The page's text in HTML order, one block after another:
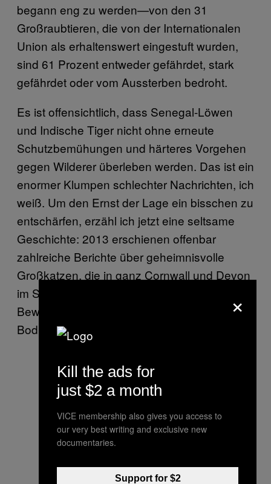
begann eng zu werden—von den 31
Großraubtieren, die von der Internationalen
Union als erhaltenswert eingestuft wurden,
sind 61 Prozent entweder gefährdet, stark
gefährdet oder vom Aussterben bedroht.
Es ist offensichtlich, dass Senegal-Löwen
und Indische Tiger nicht ohne erneute
Schutzbemühungen und härteres Vorgehen
gegen Wilderer überleben werden. Das ist ein
enormer Klumpen schlechter Nachrichten, ich
weiß. Um den Ernst der Lage ein bisschen zu
entschärfen, erzähl ich jetzt eine seltsame
Geschichte: 2013 erschienen offenbar
zahlreiche Berichte über geheimnisvolle
Großkatzen, die in ganz Cornwall und Devon
im Südwesten England gesichtet wurden. Die
Bewohner vor Ort nennen sie „die Besite von
Bodmin”.
×
Kill the ads for
just $2 a month
VICE membership also gives you access to
our very best writing and exclusive new
documentaries.
Support for $2